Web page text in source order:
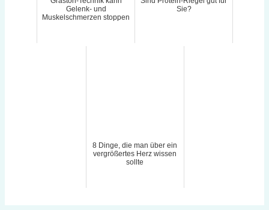
Gelenk- und
Muskelschmerzen stoppen
Sie?
8 Dinge, die man über ein
vergrößertes Herz wissen
sollte